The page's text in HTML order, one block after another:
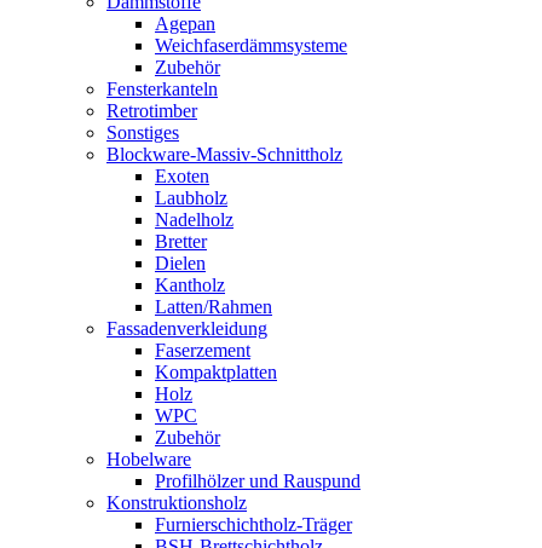
Agepan
Weichfaserdämmsysteme
Zubehör
Fensterkanteln
Retrotimber
Sonstiges
Blockware-Massiv-Schnittholz
Exoten
Laubholz
Nadelholz
Bretter
Dielen
Kantholz
Latten/Rahmen
Fassadenverkleidung
Faserzement
Kompaktplatten
Holz
WPC
Zubehör
Hobelware
Profilhölzer und Rauspund
Konstruktionsholz
Furnierschichtholz-Träger